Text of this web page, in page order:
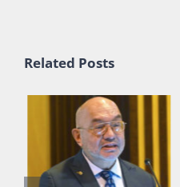
Related Posts